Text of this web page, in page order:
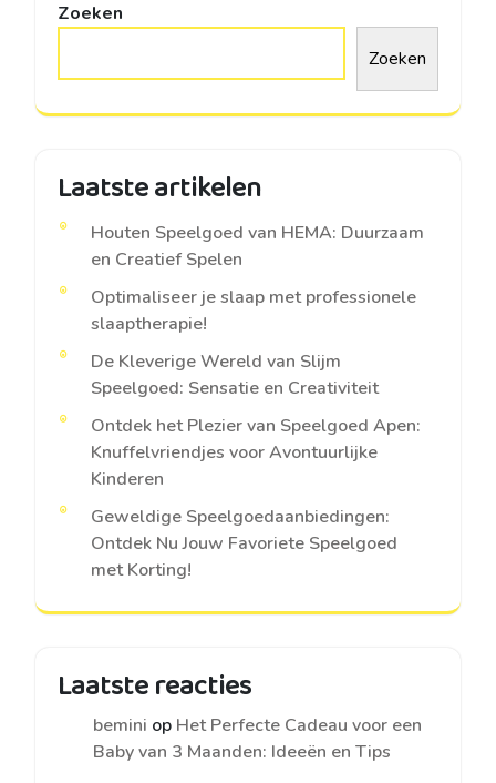
Zoeken
Zoeken
Laatste artikelen
Houten Speelgoed van HEMA: Duurzaam
en Creatief Spelen
Optimaliseer je slaap met professionele
slaaptherapie!
De Kleverige Wereld van Slijm
Speelgoed: Sensatie en Creativiteit
Ontdek het Plezier van Speelgoed Apen:
Knuffelvriendjes voor Avontuurlijke
Kinderen
Geweldige Speelgoedaanbiedingen:
Ontdek Nu Jouw Favoriete Speelgoed
met Korting!
Laatste reacties
bemini op Het Perfecte Cadeau voor een
Baby van 3 Maanden: Ideeën en Tips